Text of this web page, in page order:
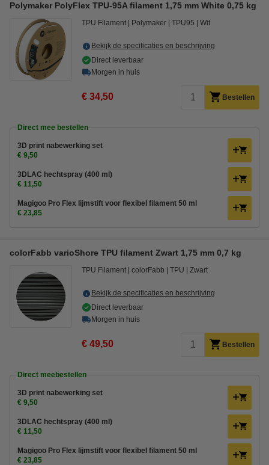
Polymaker PolyFlex TPU-95A filament 1,75 mm White 0,75 kg
TPU Filament Polymaker TPU95 Wit
Bekijk de specificaties en beschrijving
Direct leverbaar
Morgen in huis
€ 34,50 Bestellen
Direct mee bestellen
3D print nabewerking set
€ 9,50
3DLAC hechtspray (400 ml)
€ 11,50
Magigoo Pro Flex lijmstift voor flexibel filament 50 ml
€ 23,85
colorFabb varioShore TPU filament Zwart 1,75 mm 0,7 kg
TPU Filament colorFabb TPU Zwart
Bekijk de specificaties en beschrijving
Direct leverbaar
Morgen in huis
€ 49,50 Bestellen
Direct meebestellen
3D print nabewerking set
€ 9,50
3DLAC hechtspray (400 ml)
€ 11,50
Magigoo Pro Flex lijmstift voor flexibel filament 50 ml
€ 23,85